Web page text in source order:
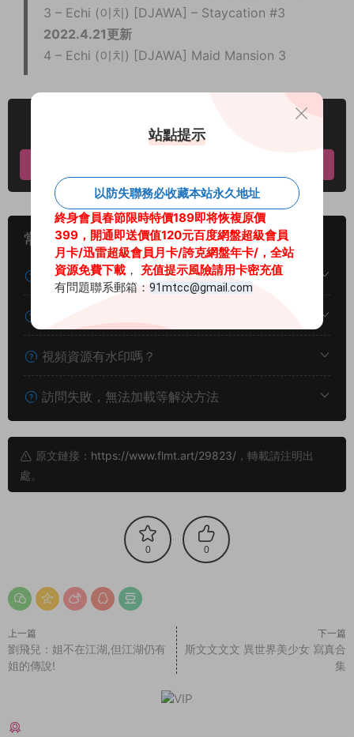
3 – Echi (이치) [DJAWA] – Staycation #3
2022.4.21更新
4 – Echi (이치) [DJAWA] Maid Mansion 3
資源下載
常見問題
下載後提示文件損壞怎麽辦？
視頻資源有水印嗎？
訪問失敗，無法加載等解決方法
原文鏈接： https://www.flmt.art/29823/ ，轉載請注明出
處。
0 0
上一篇
劉飛兒：姐不在江湖,但江湖仍有
姐的傳說!
下一篇
斯文文文文 異世界美少女 寫真合
集
站點提示
以防失聯務必收藏本站永久地址
終身會員春節限時特價189即将恢複原價
399，開通即送價值120元百度網盤超級會員
月卡/迅雷超級會員月卡/誇克網盤年卡/ ，全站
資源免費下載 ， 充值提示風險請用卡密充值
有問題聯系郵箱： 91mtcc@gmail.com